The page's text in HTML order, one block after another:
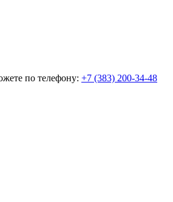
по телефону: +7 (383) 200-34-48